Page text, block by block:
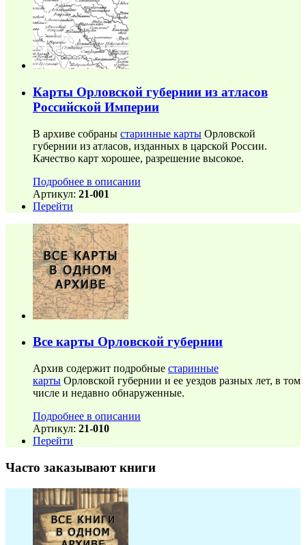
Карты Орловской губернии из атласов
Российской Империи
В архиве собраны старинные карты Орловской
губернии из атласов, изданных в царской России.
Качество карт хорошее, разрешение высокое.
Подробнее в описании
Артикул: 21-001
Перейти
Все карты Орловской губернии
Архив содержит подробные старинные
карты Орловской губернии и ее уездов разных лет, в том
числе и недавно обнаруженные.
Подробнее в описании
Артикул: 21-010
Перейти
Часто заказывают книги